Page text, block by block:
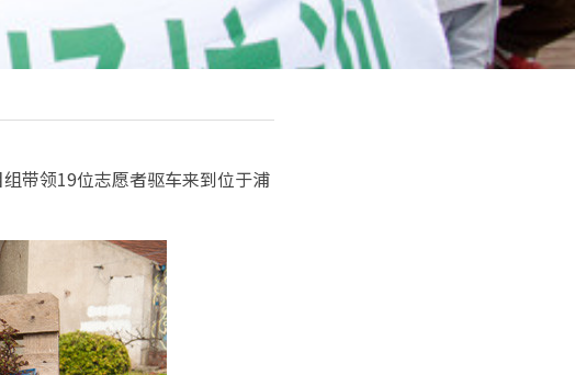
带领19位志愿者驱车来到位于浦